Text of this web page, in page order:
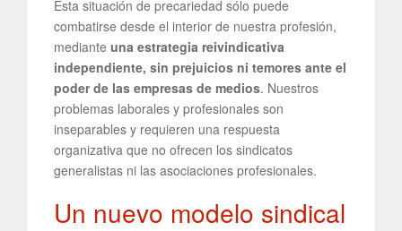
Esta situación de precariedad sólo puede
combatirse desde el interior de nuestra profesión,
mediante una estrategia reivindicativa
independiente, sin prejuicios ni temores ante el
poder de las empresas de medios. Nuestros
problemas laborales y profesionales son
inseparables y requieren una respuesta
organizativa que no ofrecen los sindicatos
generalistas ni las asociaciones profesionales.
Un nuevo modelo sindical